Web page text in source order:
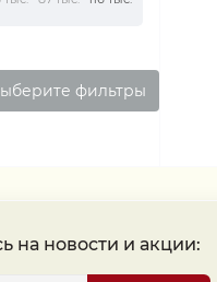
фильтры
на новости и акции: